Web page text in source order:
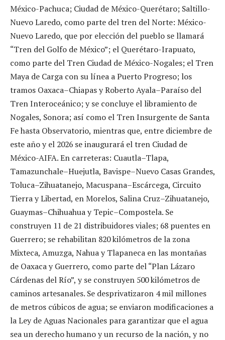
México-Pachuca; Ciudad de México-Querétaro; Saltillo-
Nuevo Laredo, como parte del tren del Norte: México-
Nuevo Laredo, que por elección del pueblo se llamará
“Tren del Golfo de México”; el Querétaro-Irapuato,
como parte del Tren Ciudad de México-Nogales; el Tren
Maya de Carga con su línea a Puerto Progreso; los
tramos Oaxaca–Chiapas y Roberto Ayala–Paraíso del
Tren Interoceánico; y se concluye el libramiento de
Nogales, Sonora; así como el Tren Insurgente de Santa
Fe hasta Observatorio, mientras que, entre diciembre de
este año y el 2026 se inaugurará el tren Ciudad de
México-AIFA. En carreteras: Cuautla–Tlapa,
Tamazunchale–Huejutla, Bavispe–Nuevo Casas Grandes,
Toluca–Zihuatanejo, Macuspana–Escárcega, Circuito
Tierra y Libertad, en Morelos, Salina Cruz–Zihuatanejo,
Guaymas–Chihuahua y Tepic–Compostela. Se
construyen 11 de 21 distribuidores viales; 68 puentes en
Guerrero; se rehabilitan 820 kilómetros de la zona
Mixteca, Amuzga, Nahua y Tlapaneca en las montañas
de Oaxaca y Guerrero, como parte del “Plan Lázaro
Cárdenas del Río”, y se construyen 500 kilómetros de
caminos artesanales. Se desprivatizaron 4 mil millones
de metros cúbicos de agua; se enviaron modificaciones a
la Ley de Aguas Nacionales para garantizar que el agua
sea un derecho humano y un recurso de la nación, y no